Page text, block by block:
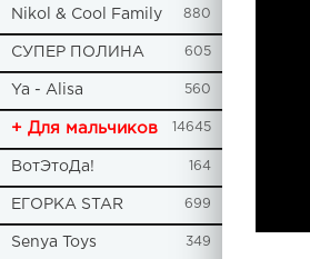
Nikol & Cool Family 880
СУПЕР ПОЛИНА 605
Ya - Alisa 560
+ Для мальчиков 14645
ВотЭтоДа! 164
ЕГОРКА STAR 699
Senya Toys 349